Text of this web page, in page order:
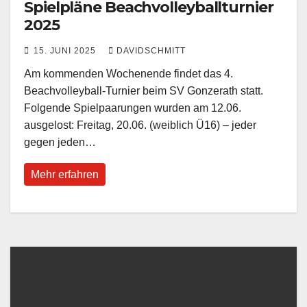
Spielpläne Beachvolleyballturnier
2025
15. JUNI 2025 DAVIDSCHMITT
Am kommenden Wochenende findet das 4.
Beachvolleyball-Turnier beim SV Gonzerath statt.
Folgende Spielpaarungen wurden am 12.06.
ausgelost: Freitag, 20.06. (weiblich Ü16) – jeder
gegen jeden…
Mehr erfahren